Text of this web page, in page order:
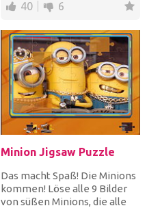
40 6
Minion Jigsaw Puzzle
Das macht Spaß! Die Minions
kommen! Löse alle 9 Bilder
von süßen Minions, die alle